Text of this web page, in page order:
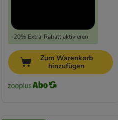
-20% Extra-Rabatt aktivieren
Zum Warenkorb
hinzufügen